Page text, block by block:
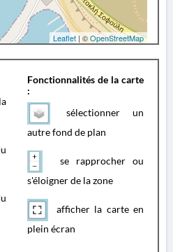
Leaflet | ©OpenStreetMap
Fonctionnalités de la carte
:
sélectionner un
autre fond de plan
se rapprocher ou
s'éloigner de la zone
afficher la carte en
plein écran